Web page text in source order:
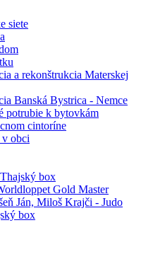
siete
a rekonštrukcia Materskej
Banská Bystrica - Nemce
potrubie k bytovkám
cintoríne
obci
box
Gold Master
Ján, Miloš Krajči - Judo
box